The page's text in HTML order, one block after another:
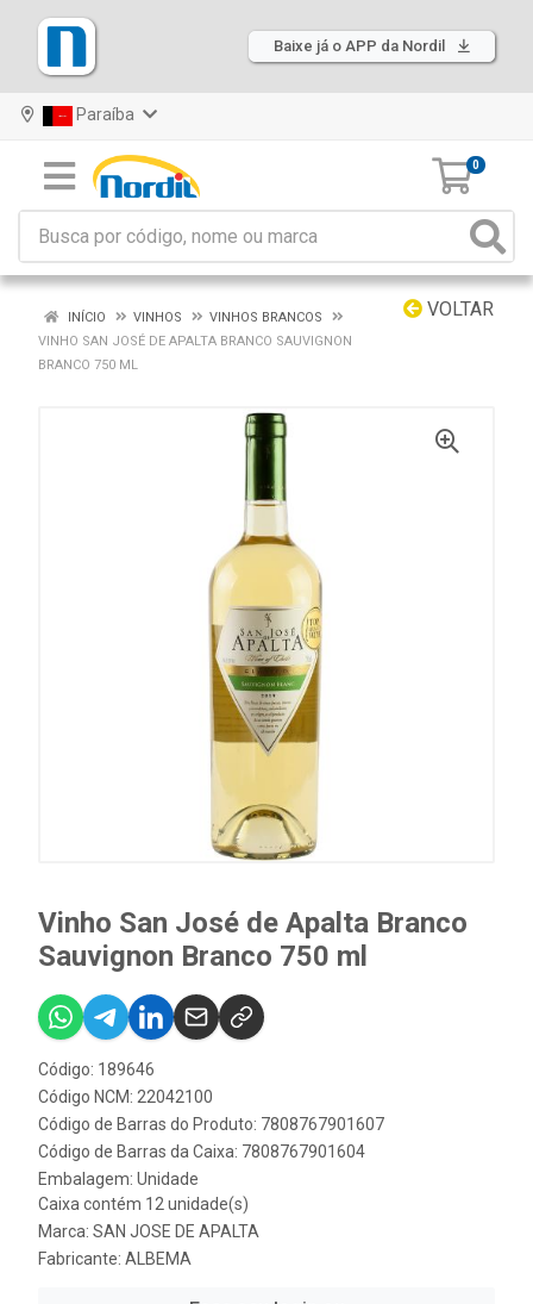
Baixe já o APP da Nordil
Paraíba
0
VOLTAR
INÍCIO VINHOS
VINHOS BRANCOS
VINHO SAN JOSÉ DE APALTA BRANCO SAUVIGNON
BRANCO 750 ML
Vinho San José de Apalta Branco
Sauvignon Branco 750 ml
Código: 189646
Código NCM: 22042100
Código de Barras do Produto: 7808767901607
Código de Barras da Caixa: 7808767901604
Embalagem: Unidade
Caixa contém 12 unidade(s)
Marca: SAN JOSE DE APALTA
Fabricante: ALBEMA